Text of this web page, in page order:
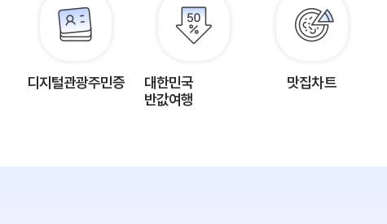
디지털관광주민증
대한민국
반값여행
맛집차트